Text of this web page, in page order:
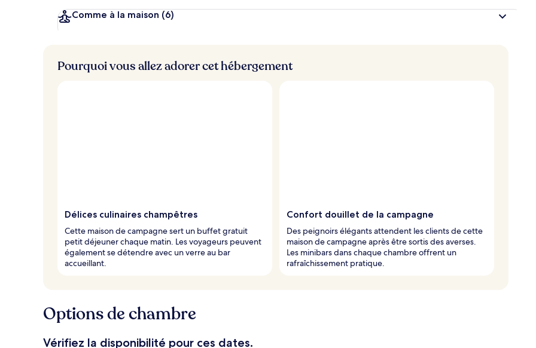
i
e
Comme à la maison (6)
Pourquoi vous allez adorer cet hébergement
Délices culinaires champêtres
Cette maison de campagne sert un buffet gratuit
petit déjeuner chaque matin. Les voyageurs peuvent
également se détendre avec un verre au bar
accueillant.
Confort douillet de la campagne
Des peignoirs élégants attendent les clients de cette
maison de campagne après être sortis des averses.
Les minibars dans chaque chambre offrent un
rafraîchissement pratique.
Options de chambre
Vérifiez la disponibilité pour ces dates.